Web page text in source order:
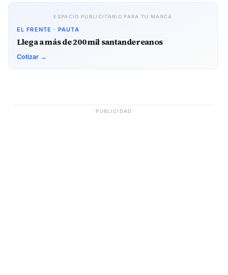
ESPACIO PUBLICITARIO PARA TU MARCA
EL FRENTE · PAUTA
Llega a más de 200 mil santandereanos
Cotizar →
PUBLICIDAD